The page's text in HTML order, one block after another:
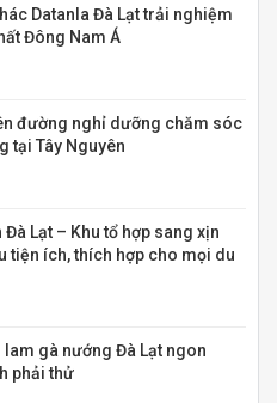
Datanla Đà Lạt trải nghiệm
Đông Nam Á
đường nghỉ dưỡng chăm sóc
tại Tây Nguyên
Lạt – Khu tổ hợp sang xịn
tiện ích, thích hợp cho mọi du
lam gà nướng Đà Lạt ngon
phải thử